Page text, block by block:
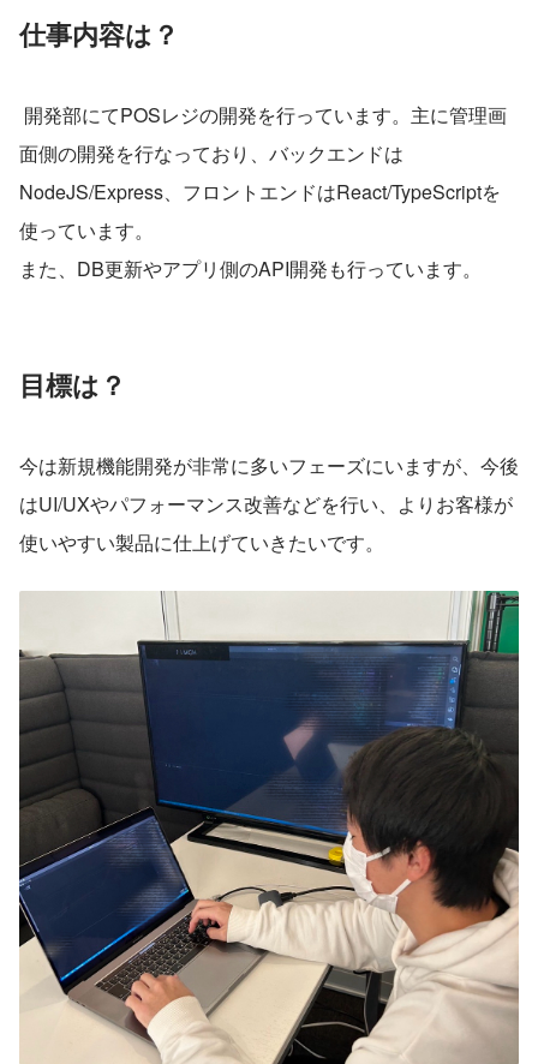
仕事内容は？
面側の開発を行なっており、バックエンドは
NodeJS/Express、フロントエンドはReact/TypeScriptを
使っています。
また、DB更新やアプリ側のAPI開発も行っています。
目標は？
今は新規機能開発が非常に多いフェーズにいますが、今後
はUI/UXやパフォーマンス改善などを行い、よりお客様が
使いやすい製品に仕上げていきたいです。